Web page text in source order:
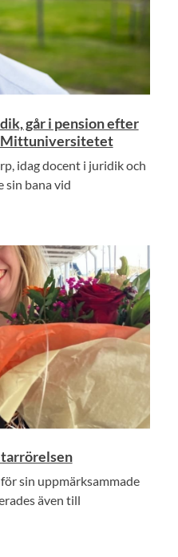
går i pension efter
Mittuniversitetet
idag docent i juridik och
sin bana vid
sin uppmärksammade
även till